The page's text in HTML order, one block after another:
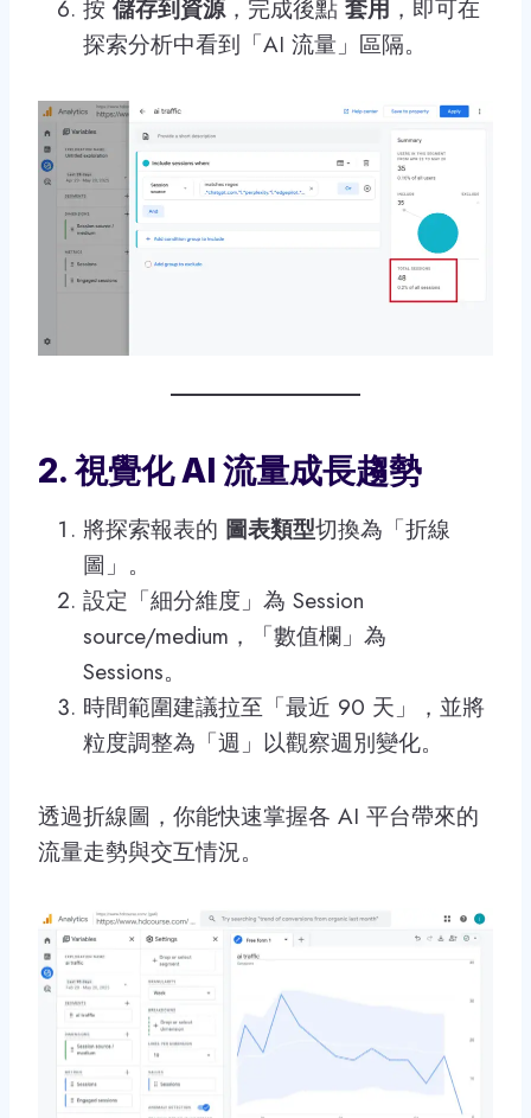
按 儲存到資源，完成後點 套用 ，即可在
探索分析中看到「AI 流量」區隔。
2. 視覺化 AI 流量成長趨勢
將探索報表的 圖表類型切換為「折線
圖」。
設定「細分維度」為 Session
source/medium，「數值欄」為
Sessions。
時間範圍建議拉至「最近 90 天」，並將
粒度調整為「週」以觀察週別變化。
透過折線圖，你能快速掌握各 AI 平台帶來的
流量走勢與交互情況。